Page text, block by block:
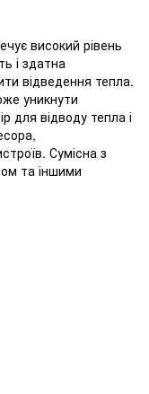
високий рівень
і здатна
відведення тепла.
уникнути
для відводу тепла і
Сумісна з
та іншими